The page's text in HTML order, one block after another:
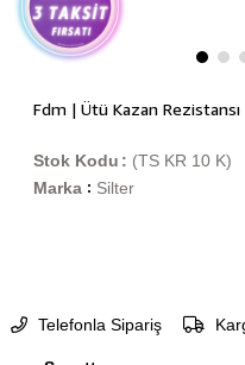
Fdm | Ütü Kazan
(TS KR 10 K)
Stok Kodu
Marka : Silter
Telefonla Sipariş